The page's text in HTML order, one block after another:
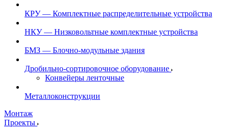
КРУ — Комплектные распределительные устройства
НКУ — Низковольтные комплектные устройства
БМЗ — Блочно-модульные здания
Дробильно-сортировочное оборудование
Конвейеры ленточные
Металлоконструкции
Монтаж
Проекты